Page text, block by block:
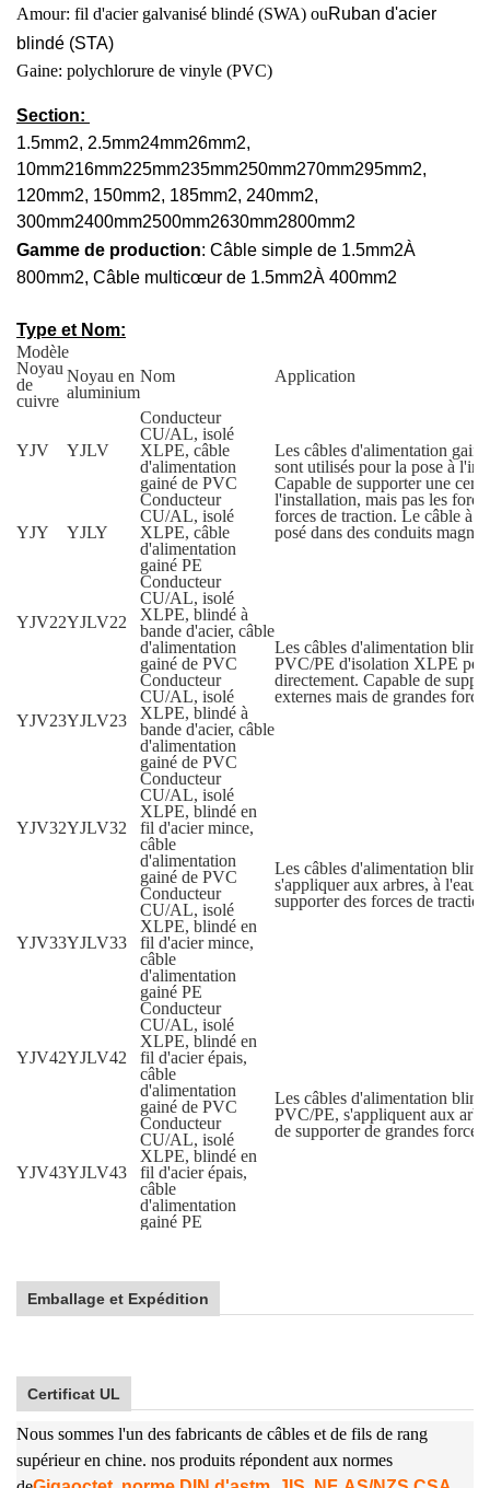
Amour: fil d'acier galvanisé blindé (SWA) ouRuban d'acier
blindé (STA)
Gaine: polychlorure de vinyle (PVC)
Section:
1.5mm2, 2.5mm24mm26mm2,
10mm216mm225mm235mm250mm270mm295mm2,
120mm2, 150mm2, 185mm2, 240mm2,
300mm2400mm2500mm2630mm2800mm2
Gamme de production: Câble simple de 1.5mm2À
800mm2, Câble multicœur de 1.5mm2À 400mm2
Type et Nom:
Modèle
Nom
Application
Noyau
de
cuivre
Noyau en
aluminium
YJV YJLV
Conducteur
CU/AL, isolé
XLPE, câble
d'alimentation
gainé de PVC
Les câbles d'alimentation
sont utilisés pour la pose à
Capable de supporter une
l'installation, mais pas les
forces de traction. Le câble à
posé dans des conduits
YJY YJLY
Conducteur
CU/AL, isolé
XLPE, câble
d'alimentation
gainé PE
YJV22YJLV22
Conducteur
CU/AL, isolé
XLPE, blindé à
bande d'acier, câble
d'alimentation
gainé de PVC
Les câbles d'alimentation
PVC/PE d'isolation XLPE
directement. Capable de
externes mais de grandes
YJV23YJLV23
Conducteur
CU/AL, isolé
XLPE, blindé à
bande d'acier, câble
d'alimentation
gainé de PVC
YJV32YJLV32
Conducteur
CU/AL, isolé
XLPE, blindé en
fil d'acier mince,
câble
d'alimentation
gainé de PVC
Les câbles d'alimentation
s'appliquer aux arbres, à l'eau
supporter des forces de
YJV33YJLV33
Conducteur
CU/AL, isolé
XLPE, blindé en
fil d'acier mince,
câble
d'alimentation
gainé PE
YJV42YJLV42
Conducteur
CU/AL, isolé
XLPE, blindé en
fil d'acier épais,
câble
d'alimentation
gainé de PVC
Les câbles d'alimentation
PVC/PE, s'appliquent aux
de supporter de grandes
YJV43YJLV43
Conducteur
CU/AL, isolé
XLPE, blindé en
fil d'acier épais,
câble
d'alimentation
gainé PE
Emballage et Expédition
Certificat UL
Nous sommes l'un des fabricants de câbles et de fils de rang
supérieur en chine. nos produits répondent aux normes